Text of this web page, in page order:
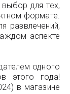
для тех,
формате.
развлечений,
аспекте
одного
этого года!
в магазине